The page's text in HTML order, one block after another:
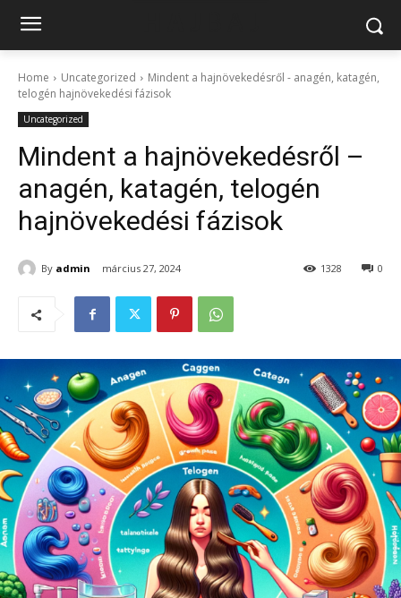
Home Uncategorized
Mindent a hajnövekedésről - anagén, katagén,
telogén hajnövekedési fázisok
Uncategorized
Mindent a hajnövekedésről –
anagén, katagén, telogén
hajnövekedési fázisok
By admin március 27, 2024 0
1328